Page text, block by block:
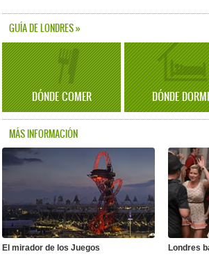
GUÍA DE LONDRES »
DÓNDE COMER DÓNDE
MÁS INFORMACIÓN
El mirador de los Juegos Londres